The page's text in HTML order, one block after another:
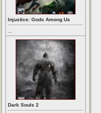
Injustice: Gods Among Us
Dark Souls 2